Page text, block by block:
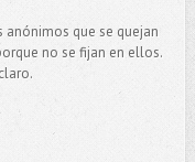
que se quejan
no se fijan en ellos.